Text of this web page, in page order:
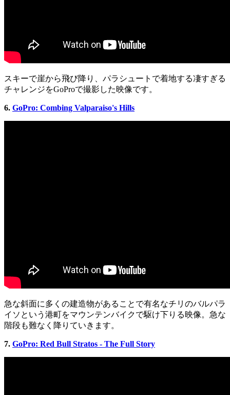
スキーで崖から飛び降り、パラシュートで着地する凄すぎる
チャレンジをGoProで撮影した映像です。
6. GoPro: Combing Valparaiso's Hills
急な斜面に多くの建造物があることで有名なチリのバルパラ
イソという港町をマウンテンバイクで駆け下りる映像。急な
階段も難なく降りていきます。
7. GoPro: Red Bull Stratos - The Full Story